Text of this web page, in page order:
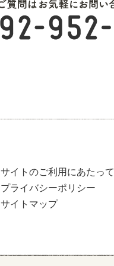
サイトのご利用にあたって
プライバシーポリシー
サイトマップ